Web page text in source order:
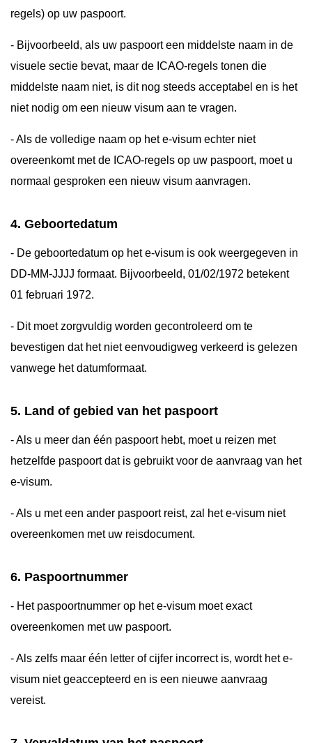
regels) op uw paspoort.
- Bijvoorbeeld, als uw paspoort een middelste naam in de
visuele sectie bevat, maar de ICAO-regels tonen die
middelste naam niet, is dit nog steeds acceptabel en is het
niet nodig om een nieuw visum aan te vragen.
- Als de volledige naam op het e-visum echter niet
overeenkomt met de ICAO-regels op uw paspoort, moet u
normaal gesproken een nieuw visum aanvragen.
4. Geboortedatum
- De geboortedatum op het e-visum is ook weergegeven in
DD-MM-JJJJ formaat. Bijvoorbeeld, 01/02/1972 betekent
01 februari 1972.
- Dit moet zorgvuldig worden gecontroleerd om te
bevestigen dat het niet eenvoudigweg verkeerd is gelezen
vanwege het datumformaat.
5. Land of gebied van het paspoort
- Als u meer dan één paspoort hebt, moet u reizen met
hetzelfde paspoort dat is gebruikt voor de aanvraag van het
e-visum.
- Als u met een ander paspoort reist, zal het e-visum niet
overeenkomen met uw reisdocument.
6. Paspoortnummer
- Het paspoortnummer op het e-visum moet exact
overeenkomen met uw paspoort.
- Als zelfs maar één letter of cijfer incorrect is, wordt het e-
visum niet geaccepteerd en is een nieuwe aanvraag
vereist.